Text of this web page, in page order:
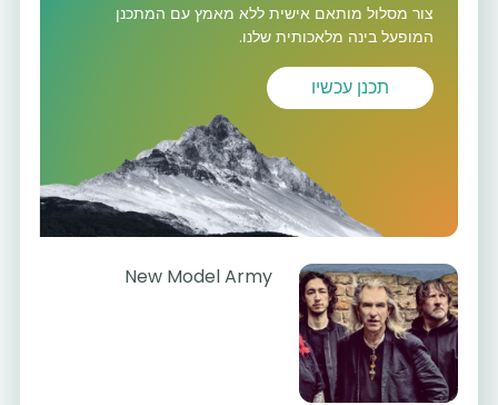
צור מסלול מותאם אישית ללא מאמץ עם המתכנן
המופעל בינה מלאכותית שלנו.
תכנן עכשיו
New Model Army